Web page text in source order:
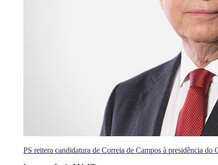
PS reitera candidatura de Correia de Campos à presidência do